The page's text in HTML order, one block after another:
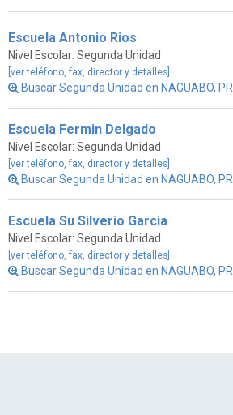
Escuela Antonio Rios
Nivel Escolar: Segunda Unidad
[ver teléfono, fax, director y detalles]
Buscar Segunda Unidad en NAGUABO, PR
Escuela Fermin Delgado
Nivel Escolar: Segunda Unidad
[ver teléfono, fax, director y detalles]
Buscar Segunda Unidad en NAGUABO, PR
Escuela Su Silverio Garcia
Nivel Escolar: Segunda Unidad
[ver teléfono, fax, director y detalles]
Buscar Segunda Unidad en NAGUABO, PR